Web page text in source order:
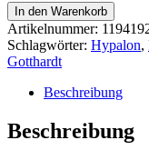
In den Warenkorb
Artikelnummer:
Schlagwörter: Hypalon,
Gotthardt
Beschreibung
Beschreibung